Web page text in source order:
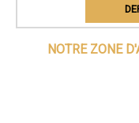
NOTRE ZONE